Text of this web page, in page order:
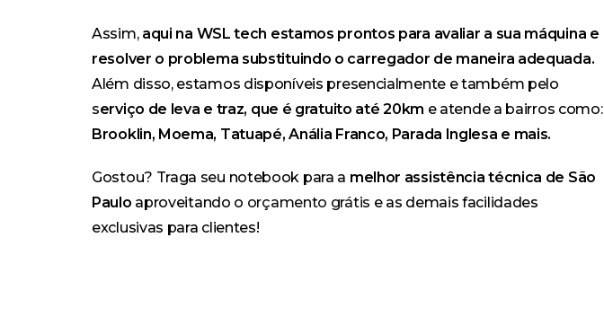
Assim, aqui na WSL tech estamos prontos para avaliar a sua máquina e
resolver o problema substituindo o carregador de maneira adequada.
Além disso, estamos disponíveis presencialmente e também pelo
serviço de leva e traz, que é gratuito até 20km e atende a bairros como:
Brooklin, Moema, Tatuapé, Anália Franco, Parada Inglesa e mais.
Gostou? Traga seu notebook para a melhor assistência técnica de São
Paulo aproveitando o orçamento grátis e as demais facilidades
exclusivas para clientes!